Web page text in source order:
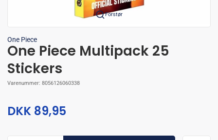
Forstør
One Piece
One Piece Multipack 25
Stickers
Varenummer: 8056126060338
DKK 89,95